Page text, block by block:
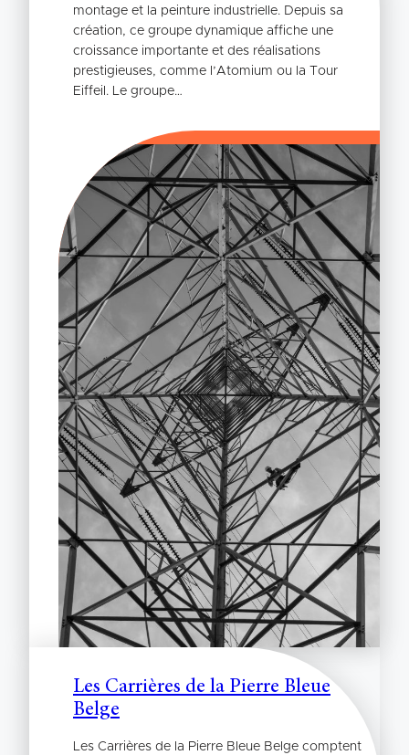
montage et la peinture industrielle. Depuis sa
création, ce groupe dynamique affiche une
croissance importante et des réalisations
prestigieuses, comme l’Atomium ou la Tour
Eiffeil. Le groupe…
Les Carrières de la Pierre Bleue
Belge
Les Carrières de la Pierre Bleue Belge comptent